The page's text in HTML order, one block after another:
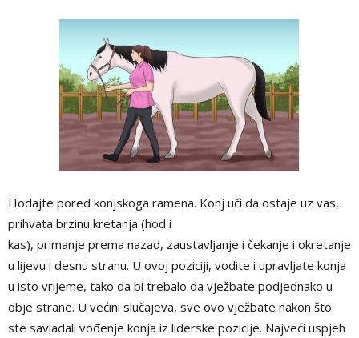
Hodajte pored konjskoga ramena. Konj uči da ostaje uz vas,
prihvata brzinu kretanja (hod i
kas), primanje prema nazad, zaustavljanje i čekanje i okretanje
u lijevu i desnu stranu. U ovoj poziciji, vodite i upravljate konja
u isto vrijeme, tako da bi trebalo da vježbate podjednako u
obje strane. U većini slučajeva, sve ovo vježbate nakon što
ste savladali vođenje konja iz liderske pozicije. Najveći uspjeh